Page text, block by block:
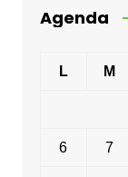
Agenda
L M
6 7